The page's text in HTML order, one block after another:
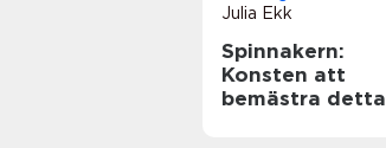
Julia Ekk
Spinnakern:
Konsten att
bemästra detta